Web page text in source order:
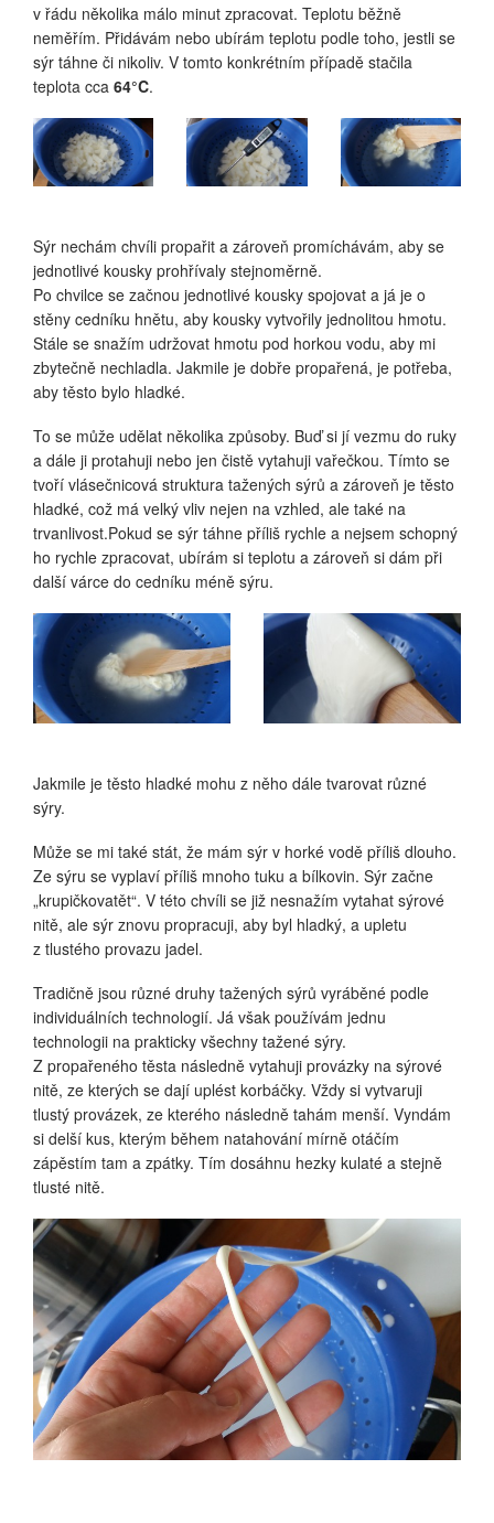
v řádu několika málo minut zpracovat. Teplotu běžně
neměřím. Přidávám nebo ubírám teplotu podle toho, jestli se
sýr táhne či nikoliv. V tomto konkrétním případě stačila
teplota cca 64°C.
Sýr nechám chvíli propařit a zároveň promíchávám, aby se
jednotlivé kousky prohřívaly stejnoměrně.
Po chvilce se začnou jednotlivé kousky spojovat a já je o
stěny cedníku hnětu, aby kousky vytvořily jednolitou hmotu.
Stále se snažím udržovat hmotu pod horkou vodu, aby mi
zbytečně nechladla. Jakmile je dobře propařená, je potřeba,
aby těsto bylo hladké.
To se může udělat několika způsoby. Buď si jí vezmu do ruky
a dále ji protahuji nebo jen čistě vytahuji vařečkou. Tímto se
tvoří vlásečnicová struktura tažených sýrů a zároveň je těsto
hladké, což má velký vliv nejen na vzhled, ale také na
trvanlivost.Pokud se sýr táhne příliš rychle a nejsem schopný
ho rychle zpracovat, ubírám si teplotu a zároveň si dám při
další várce do cedníku méně sýru.
Jakmile je těsto hladké mohu z něho dále tvarovat různé
sýry.
Může se mi také stát, že mám sýr v horké vodě příliš dlouho.
Ze sýru se vyplaví příliš mnoho tuku a bílkovin. Sýr začne
„krupičkovatět“. V této chvíli se již nesnažím vytahat sýrové
nitě, ale sýr znovu propracuji, aby byl hladký, a upletu
z tlustého provazu jadel.
Tradičně jsou různé druhy tažených sýrů vyráběné podle
individuálních technologií. Já však používám jednu
technologii na prakticky všechny tažené sýry.
Z propařeného těsta následně vytahuji provázky na sýrové
nitě, ze kterých se dají uplést korbáčky. Vždy si vytvaruji
tlustý provázek, ze kterého následně tahám menší. Vyndám
si delší kus, kterým během natahování mírně otáčím
zápěstím tam a zpátky. Tím dosáhnu hezky kulaté a stejně
tlusté nitě.